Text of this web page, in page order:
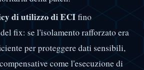
di utilizzo di ECIfino
fix: se l'isolamento rafforzato era
per proteggere dati sensibili,
come l'esecuzione di